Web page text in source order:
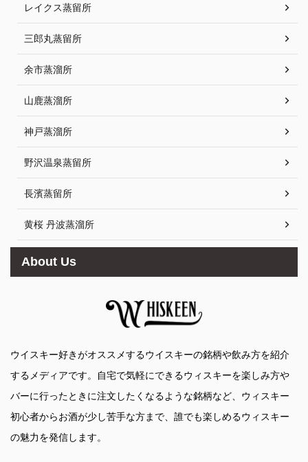
レイクス蒸留所
三郎丸蒸留所
余市蒸溜所
山鹿蒸溜所
神戸蒸溜所
野沢温泉蒸留所
長濱蒸留所
黄桜 丹波蒸溜所
About Us
ウイスキー好きがオススメするウイスキーの銘柄や飲み方を紹介
するメディアです。自宅で気軽にできるウィスキーを楽しみ方や
バーに行ったときに注文したくなるような銘柄など、ウィスキー
初心者からお酒が少し苦手な方まで、誰でも楽しめるウィスキー
の魅力を発信します。